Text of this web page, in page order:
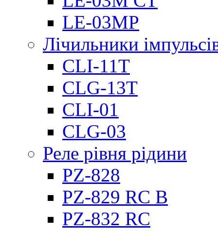
LE-03MP
Лічильники
CLI-11T
CLG-13T
CLI-01
CLG-03
Реле рівня рідини
PZ-828
PZ-829 RC B
PZ-832 RC